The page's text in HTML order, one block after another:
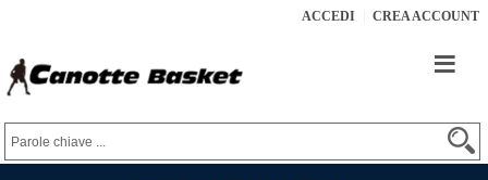
ACCEDI CREA ACCOUNT